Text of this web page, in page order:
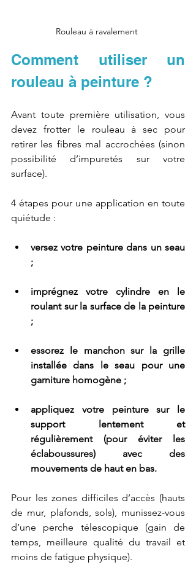
Rouleau à ravalement
Comment utiliser un
rouleau à peinture ?
Avant toute première utilisation, vous
devez frotter le rouleau à sec pour
retirer les fibres mal accrochées (sinon
possibilité d’impuretés sur votre
surface).
4 étapes pour une application en toute
quiétude :
versez votre peinture dans un seau
;
imprégnez votre cylindre en le
roulant sur la surface de la peinture
;
essorez le manchon sur la grille
installée dans le seau pour une
garniture homogène ;
appliquez votre peinture sur le
support lentement et
régulièrement (pour éviter les
éclaboussures) avec des
mouvements de haut en bas.
Pour les zones difficiles d’accès (hauts
de mur, plafonds, sols), munissez-vous
d’une perche télescopique (gain de
temps, meilleure qualité du travail et
moins de fatigue physique).